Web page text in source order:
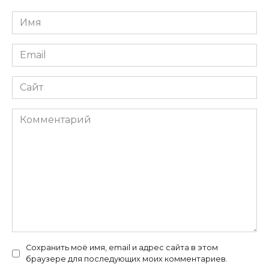
Имя
Email
Сайт
Комментарий
Сохранить моё имя, email и адрес сайта в этом
браузере для последующих моих комментариев.